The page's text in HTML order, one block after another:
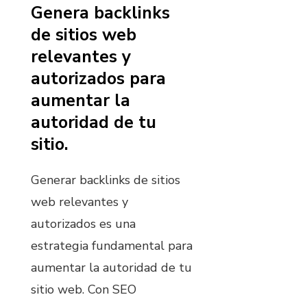
Genera backlinks
de sitios web
relevantes y
autorizados para
aumentar la
autoridad de tu
sitio.
Generar backlinks de sitios
web relevantes y
autorizados es una
estrategia fundamental para
aumentar la autoridad de tu
sitio web. Con SEO